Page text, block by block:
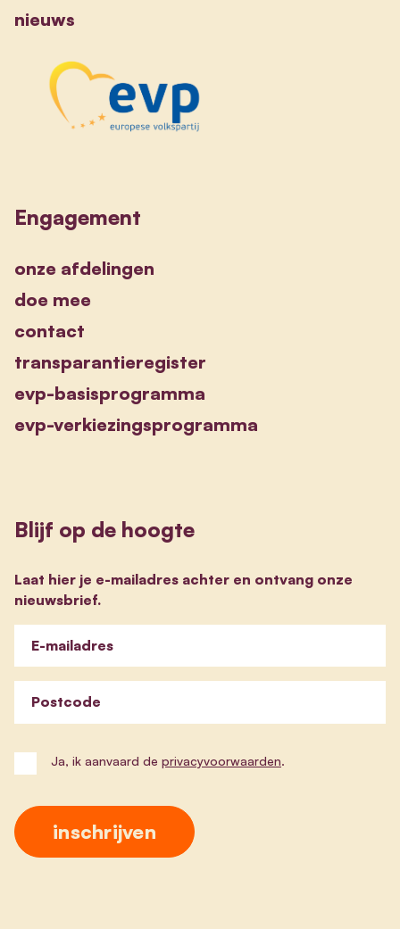
nieuws
Engagement
onze afdelingen
doe mee
contact
transparantieregister
evp-basisprogramma
evp-verkiezingsprogramma
Blijf op de hoogte
Laat hier je e-mailadres achter en ontvang onze
nieuwsbrief.
E-mailadres
Postcode
Ja, ik aanvaard de privacyvoorwaarden.